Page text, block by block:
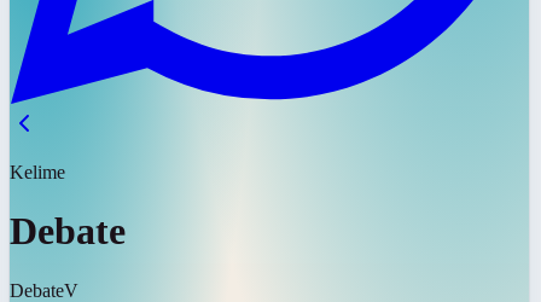
Kelime
Debate
DebateV